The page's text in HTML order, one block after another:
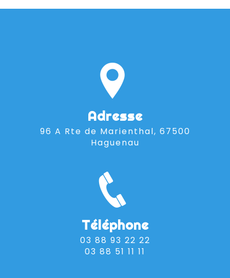
Adresse
96 A Rte de Marienthal, 67500
Haguenau
Téléphone
03 88 93 22 22
03 88 51 11 11